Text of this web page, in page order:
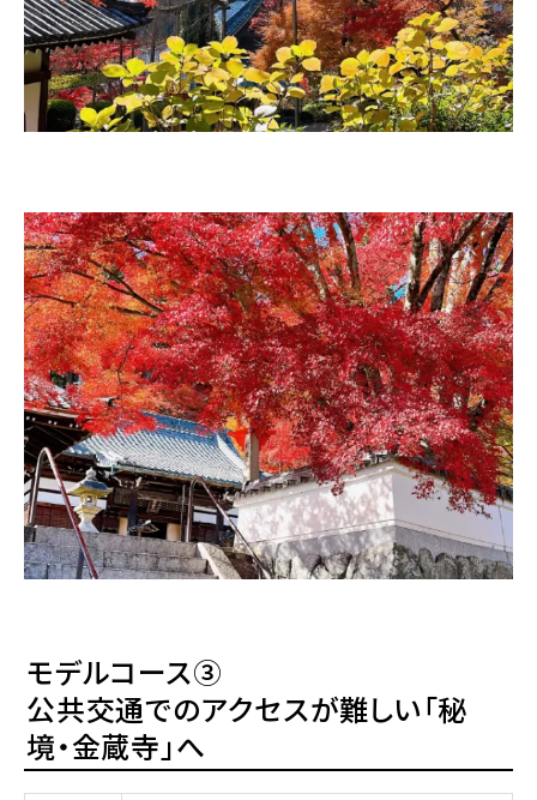
モデルコース③
公共交通でのアクセスが難しい「秘
境・金蔵寺」へ